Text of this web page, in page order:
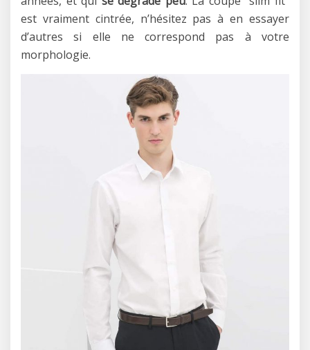
est vraiment cintrée, n’hésitez pas à en essayer
d’autres si elle ne correspond pas à votre
morphologie.